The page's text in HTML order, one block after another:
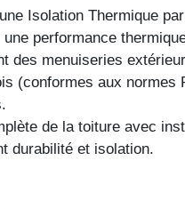
Isolation Thermique
une performance
des menuiseries
(conformes aux normes
de la toiture avec
durabilité et isolation​.